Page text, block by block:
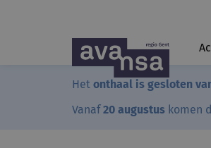
Het onthaal is gesloten
Vanaf20 augustus komen